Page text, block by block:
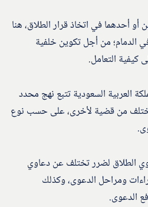
أحدهما في اتخاذ قرار الطلاق، هنا
من أجل تكوين خلفية
كيفية التعامل.
العربية السعودية تتبع نهج محدد
من قضية لأخرى، على حسب نوع
الطلاق لضرر تختلف عن دعاوي
ومراحل الدعوى، وكذلك
الدعوى.